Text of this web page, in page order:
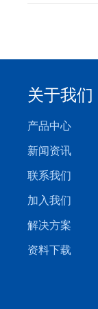
关于我们
产品中心
新闻资讯
联系我们
加入我们
解决方案
资料下载